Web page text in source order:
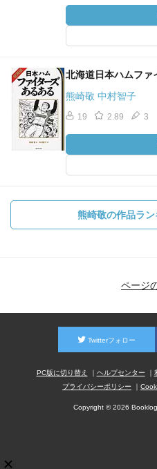
北海道日本ハムファ
熊崎敬 中村智子
19 2.89 3
熊崎敬の作品ラ
ページ
Twitterフォロー
PC版に切り替え ヘルプセンター
プライバシーポリシー
Copyright © 2026